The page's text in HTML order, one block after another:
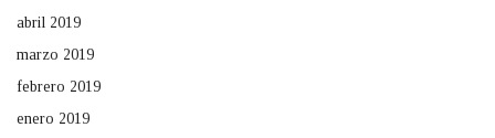
abril 2019
marzo 2019
febrero 2019
enero 2019